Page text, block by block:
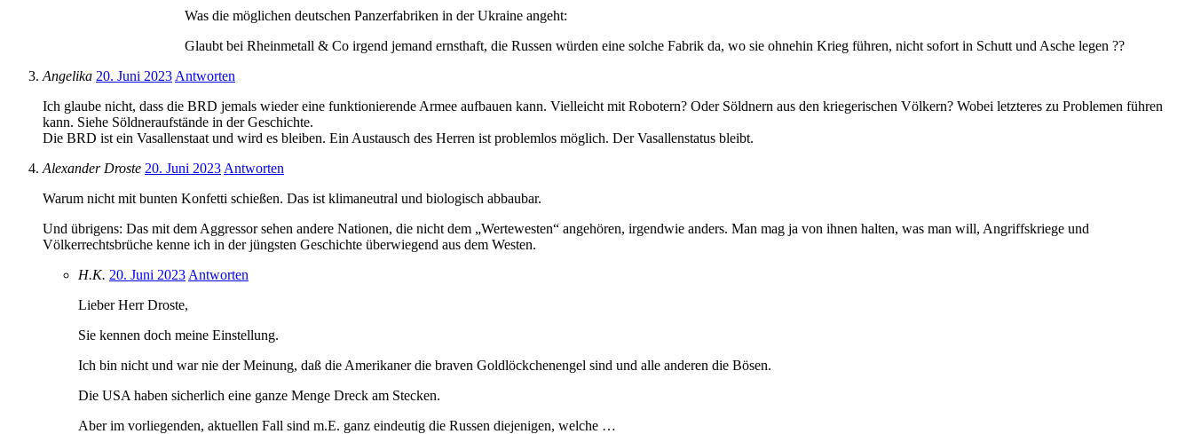
Was die möglichen deutschen Panzerfabriken in der Ukraine angeht:
Glaubt bei Rheinmetall & Co irgend jemand ernsthaft, die Russen würden eine solche Fabrik da, wo sie ohnehin Krieg führen, nicht sofort in Schutt und Asche legen ??
Angelika 20. Juni 2023 Antworten
Ich glaube nicht, dass die BRD jemals wieder eine funktionierende Armee aufbauen kann. Vielleicht mit Robotern? Oder Söldnern aus den kriegerischen Völkern? Wobei letzteres zu Problemen führen
kann. Siehe Söldneraufstände in der Geschichte.
Die BRD ist ein Vasallenstaat und wird es bleiben. Ein Austausch des Herren ist problemlos möglich. Der Vasallenstatus bleibt.
Alexander Droste 20. Juni 2023 Antworten
Warum nicht mit bunten Konfetti schießen. Das ist klimaneutral und biologisch abbaubar.
Und übrigens: Das mit dem Aggressor sehen andere Nationen, die nicht dem „Wertewesten“ angehören, irgendwie anders. Man mag ja von ihnen halten, was man will, Angriffskriege und
Völkerrechtsbrüche kenne ich in der jüngsten Geschichte überwiegend aus dem Westen.
H.K. 20. Juni 2023 Antworten
Lieber Herr Droste,
Sie kennen doch meine Einstellung.
Ich bin nicht und war nie der Meinung, daß die Amerikaner die braven Goldlöckchenengel sind und alle anderen die Bösen.
Die USA haben sicherlich eine ganze Menge Dreck am Stecken.
Aber im vorliegenden, aktuellen Fall sind m.E. ganz eindeutig die Russen diejenigen, welche …